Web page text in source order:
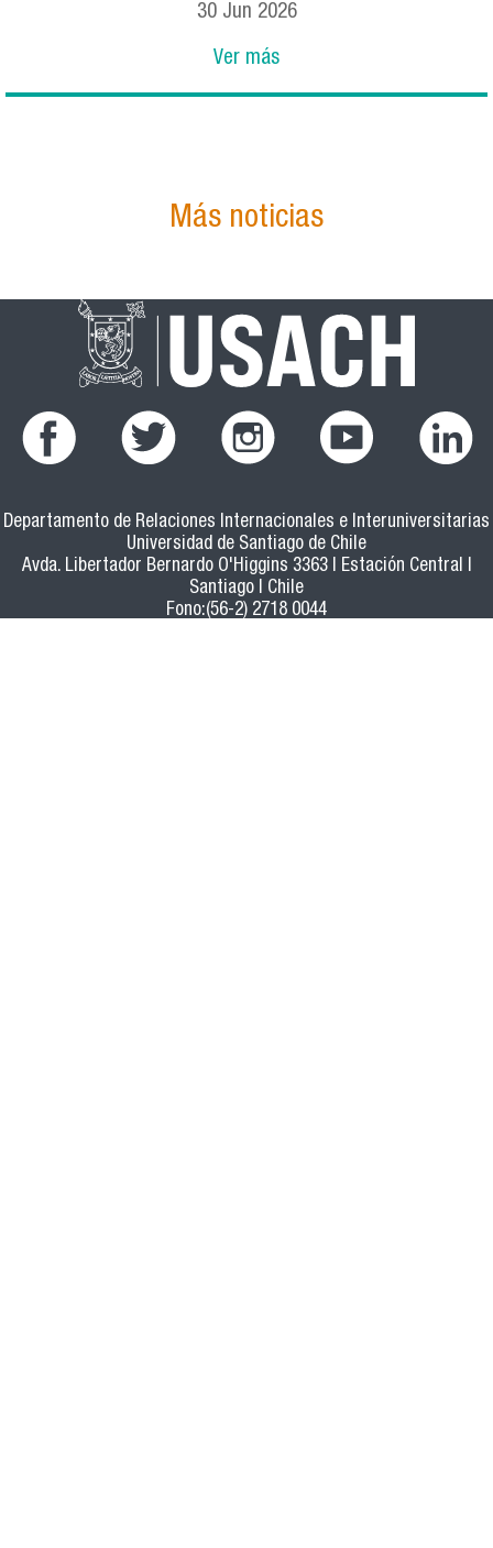
30 Jun 2026
Ver más
Más noticias
Departamento de Relaciones Internacionales e Interuniversitarias
Universidad de Santiago de Chile
Avda. Libertador Bernardo O'Higgins 3363 | Estación Central |
Santiago | Chile
Fono:(56-2) 2718 0044